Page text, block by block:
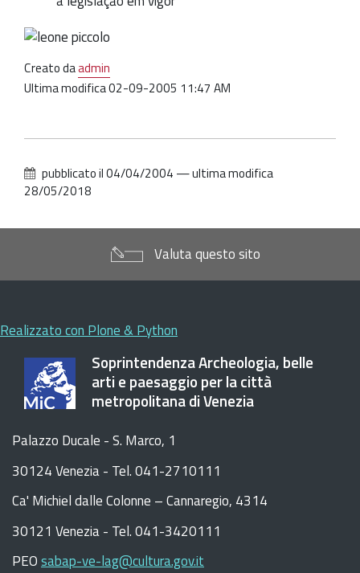
Creato daadmin
Ultima modifica02-09-2005 11:47 AM
pubblicato il04/04/2004 —ultima modifica
28/05/2018
Valuta questo sito
Realizzato con Plone & Python
Soprintendenza Archeologia, belle
arti e paesaggio per la città
metropolitana di Venezia
Palazzo Ducale - S. Marco, 1
30124 Venezia - Tel. 041-2710111
Ca' Michiel dalle Colonne – Cannaregio, 4314
30121 Venezia - Tel. 041-3420111
PEOsabap-ve-lag@cultura.gov.it